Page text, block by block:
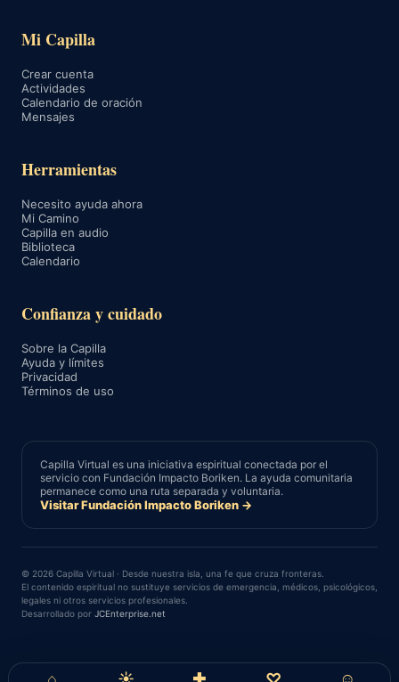
Mi Capilla
Crear cuenta
Actividades
Calendario de oración
Mensajes
Herramientas
Necesito ayuda ahora
Mi Camino
Capilla en audio
Biblioteca
Calendario
Confianza y cuidado
Sobre la Capilla
Ayuda y límites
Privacidad
Términos de uso
Capilla Virtual es una iniciativa espiritual conectada por el
servicio con Fundación Impacto Boriken. La ayuda comunitaria
permanece como una ruta separada y voluntaria.
Visitar Fundación Impacto Boriken →
© 2026 Capilla Virtual · Desde nuestra isla, una fe que cruza fronteras.
El contenido espiritual no sustituye servicios de emergencia, médicos, psicológicos,
legales ni otros servicios profesionales.
Desarrollado por JCEnterprise.net